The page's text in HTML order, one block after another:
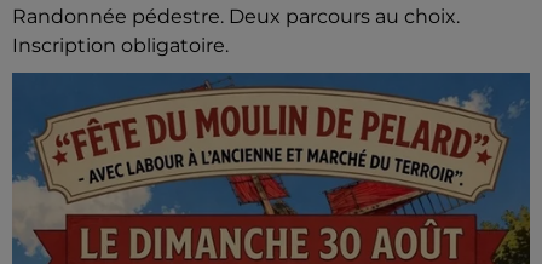
Randonnée pédestre. Deux parcours au choix.
Inscription obligatoire.